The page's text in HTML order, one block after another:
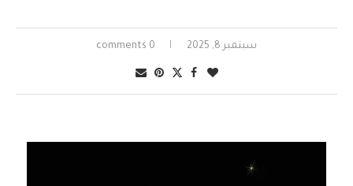
سبتمبر 8, 2025 0 comments